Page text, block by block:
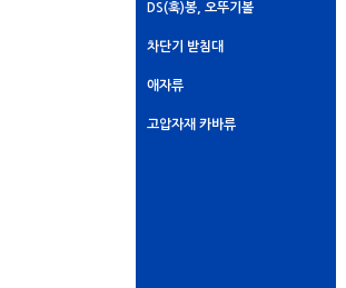
DS(훅)봉, 오뚜기볼
차단기 받침대
애자류
고압자재 카바류